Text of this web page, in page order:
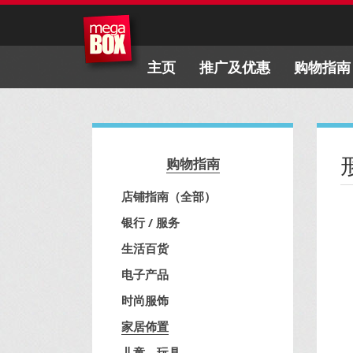
主页 推广及优惠 购物指南
购物指南
店铺指南（全部）
银行 / 服务
生活百货
电子产品
时尚服饰
家居佈置